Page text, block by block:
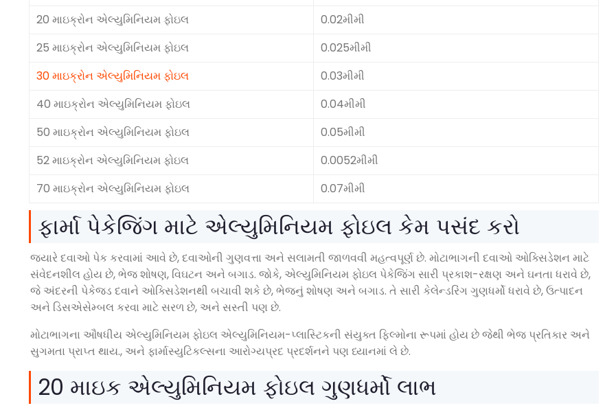
20 માઇક્રોન એલ્યુમિનિયમ ફોઇલ
0.02મીમી
25 માઇક્રોન એલ્યુમિનિયમ ફોઇલ
0.025મીમી
30 માઇક્રોન એલ્યુમિનિયમ ફોઇલ
0.03મીમી
40 માઇક્રોન એલ્યુમિનિયમ ફોઇલ
0.04મીમી
50 માઇક્રોન એલ્યુમિનિયમ ફોઇલ
0.05મીમી
52 માઇક્રોન એલ્યુમિનિયમ ફોઇલ
0.0052મીમી
70 માઇક્રોન એલ્યુમિનિયમ ફોઇલ
0.07મીમી
ફાર્મા પેકેજિંગ માટે એલ્યુમિનિયમ ફોઇલ કેમ પસંદ કરો
જ્યારે દવાઓ પેક કરવામાં આવે છે, દવાઓની ગુણવત્તા અને સલામતી જાળવવી મહત્વપૂર્ણ છે. મોટાભાગની દવાઓ ઓક્સિડેશન માટે
સંવેદનશીલ હોય છે, ભેજ શોષણ, વિઘટન અને બગાડ. જોકે, એલ્યુમિનિયમ ફોઇલ પેકેજિંગ સારી પ્રકાશ-રક્ષણ અને ઘનતા ધરાવે છે,
જે અંદરની પેકેજ્ડ દવાને ઓક્સિડેશનથી બચાવી શકે છે, ભેજનું શોષણ અને બગાડ. તે સારી કેલેન્ડરિંગ ગુણધર્મો ધરાવે છે, ઉત્પાદન
અને ડિસએસેમ્બલ કરવા માટે સરળ છે, અને સસ્તી પણ છે.
મોટાભાગના ઔષધીય એલ્યુમિનિયમ ફોઇલ એલ્યુમિનિયમ-પ્લાસ્ટિકની સંયુક્ત ફિલ્મોના રૂપમાં હોય છે જેથી ભેજ પ્રતિકાર અને
સુગમતા પ્રાપ્ત થાય., અને ફાર્માસ્યુટિકલ્સના આરોગ્યપ્રદ પ્રદર્શનને પણ ધ્યાનમાં લે છે.
20 માઇક એલ્યુમિનિયમ ફોઇલ ગુણધર્મો લાભ